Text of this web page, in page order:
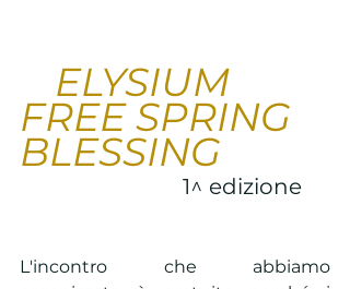
ELYSIUM
FREE SPRING
BLESSING
1^ edizione
L'incontro che abbiamo